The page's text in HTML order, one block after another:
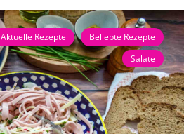
Aktuelle Rezepte
Beliebte Rezepte
Salate